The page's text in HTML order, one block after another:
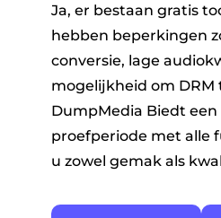
Ja, er bestaan ​​gratis
hebben beperkingen
conversie, lage
mogelijkheid om DRM
DumpMedia Biedt een
proefperiode met alle
u zowel gemak als